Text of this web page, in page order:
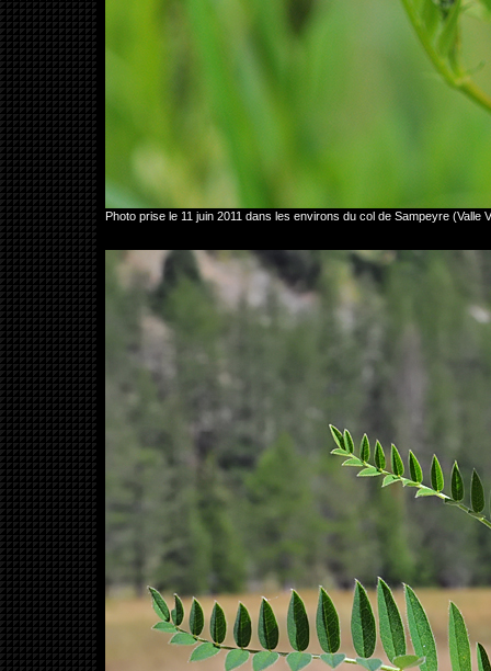
Photo prise le 11 juin 2011 dans les environs du col de Sampeyre